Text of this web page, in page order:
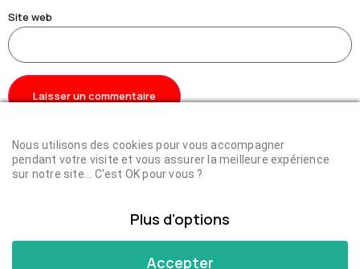
Site web
LCA – Les Consultants Associés – © Tous droits réservés.
MENTIONS LÉGALES
Nous utilisons des cookies pour vous accompagner
pendant votre visite et vous assurer la meilleure expérience
sur notre site... C'est OK pour vous ?
Plus d'options
Accepter